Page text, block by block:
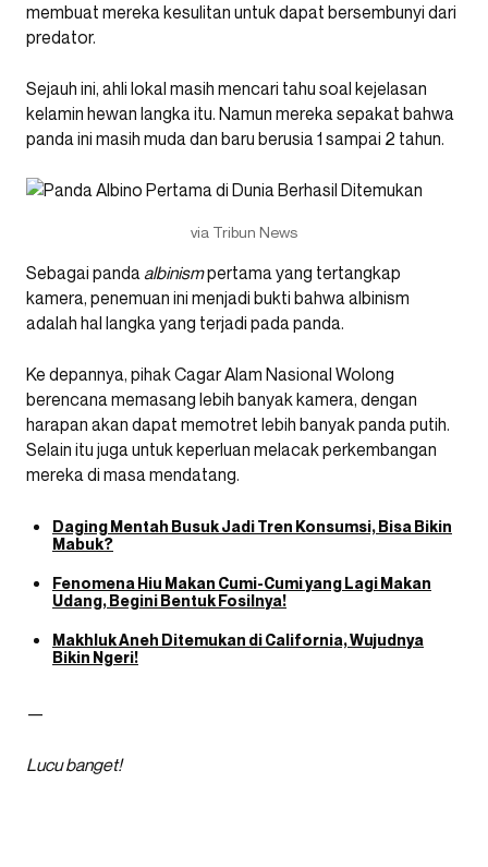
membuat mereka kesulitan untuk dapat bersembunyi dari
predator.
Sejauh ini, ahli lokal masih mencari tahu soal kejelasan
kelamin hewan langka itu. Namun mereka sepakat bahwa
panda ini masih muda dan baru berusia 1 sampai 2 tahun.
via Tribun News
Sebagai pandaalbinismpertama yang tertangkap
kamera, penemuan ini menjadi bukti bahwa albinism
adalah hal langka yang terjadi pada panda.
Ke depannya, pihak Cagar Alam Nasional Wolong
berencana memasang lebih banyak kamera, dengan
harapan akan dapat memotret lebih banyak panda putih.
Selain itu juga untuk keperluan melacak perkembangan
mereka di masa mendatang.
Daging Mentah Busuk Jadi Tren Konsumsi, Bisa Bikin
Mabuk?
Fenomena Hiu Makan Cumi-Cumi yang Lagi Makan
Udang, Begini Bentuk Fosilnya!
Makhluk Aneh Ditemukan di California, Wujudnya
Bikin Ngeri!
—
Lucu banget!